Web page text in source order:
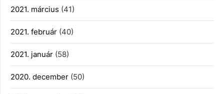
2021. március (41)
2021. február (40)
2021. január (58)
2020. december (50)